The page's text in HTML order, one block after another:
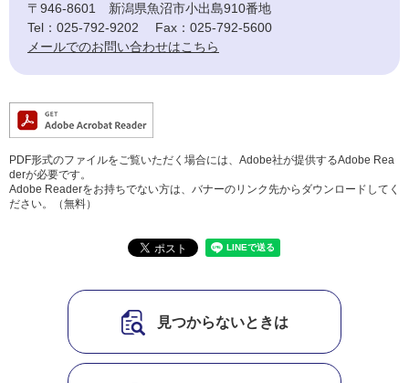
〒946-8601
新潟県魚沼市小出島910番地
Tel：025-792-9202
Fax：025-792-5600
メールでのお問い合わせはこちら
PDF形式のファイルをご覧いただく場合には、Adobe社が提供するAdobe Rea
derが必要です。
Adobe Readerをお持ちでない方は、バナーのリンク先からダウンロードしてく
ださい。（無料）
見つからないときは